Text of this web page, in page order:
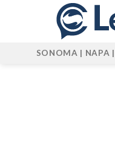
SONOMA | NAPA